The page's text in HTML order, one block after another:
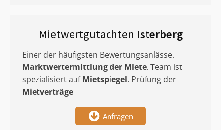
Mietwertgutachten Isterberg
Einer der häufigsten Bewertungsanlässe.
Marktwertermittlungder Miete. Team ist
spezialisiert aufMietspiegel. Prüfung der
Mietverträge.
Anfragen